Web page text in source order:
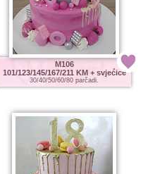
M106
101/123/145/167/211 KM+ svjećice
30/40/50/60/80 parčadi.